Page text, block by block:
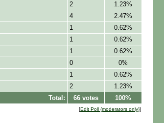
2
1.23%
4
2.47%
1
0.62%
1
0.62%
1
0.62%
0
0%
1
0.62%
2
1.23%
Total:
66 votes 100%
[Edit Poll (moderators only)]